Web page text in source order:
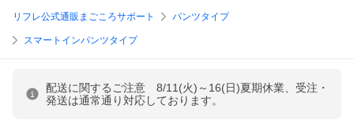
リフレ公式通販まごころサポート パンツタイプ
スマートインパンツタイプ
配送に関するご注意 8/11(火)～16(日)夏期休業、受注・
発送は通常通り対応しております。